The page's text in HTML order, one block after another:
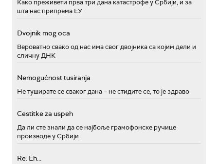
Како преживети прва три дана катастрофе у Србији, и за
шта нас припрема ЕУ
Dvojnik mog oca
Вероватно свако од нас има свог двојника са којим дели и
сличну ДНК
Nemogućnost tusiranja
Не туширате се сваког дана – не стидите се, то је здраво
Cestitke za uspeh
Да ли сте знали да се најбоље грамофонске ручице
производе у Србији
Re: Eh...